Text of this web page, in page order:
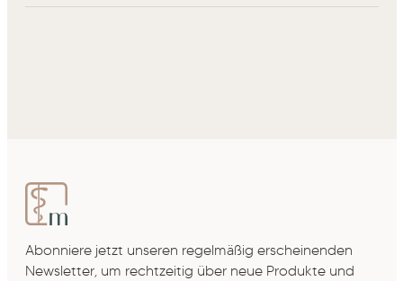
Abonniere jetzt unseren regelmäßig erscheinenden
Newsletter, um rechtzeitig über neue Produkte und